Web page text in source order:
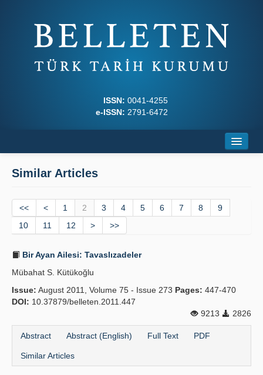
ISSN: 0041-4255
e-ISSN: 2791-6472
Journal Boards
Writing Rules
Principles
Publication Policies
Guidelines
Contact Us
Similar Articles
<< < 1 2 3 4 5 6 7 8
9
10
11 12 > >>
Bir Ayan Ailesi: Tavaslızadeler
Mübahat S. Kütükoğlu
Issue: August 2011, Volume 75 - Issue 273 Pages: 447-470
DOI: 10.37879/belleten.2011.447
9213
2826
Abstract Abstract (English) Full Text PDF
Similar Articles